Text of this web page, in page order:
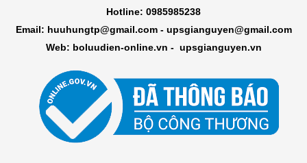
Hotline: 0985985238
Email: huuhungtp@gmail.com - upsgianguyen@gmail.com
Web: boluudien-online.vn - upsgianguyen.vn